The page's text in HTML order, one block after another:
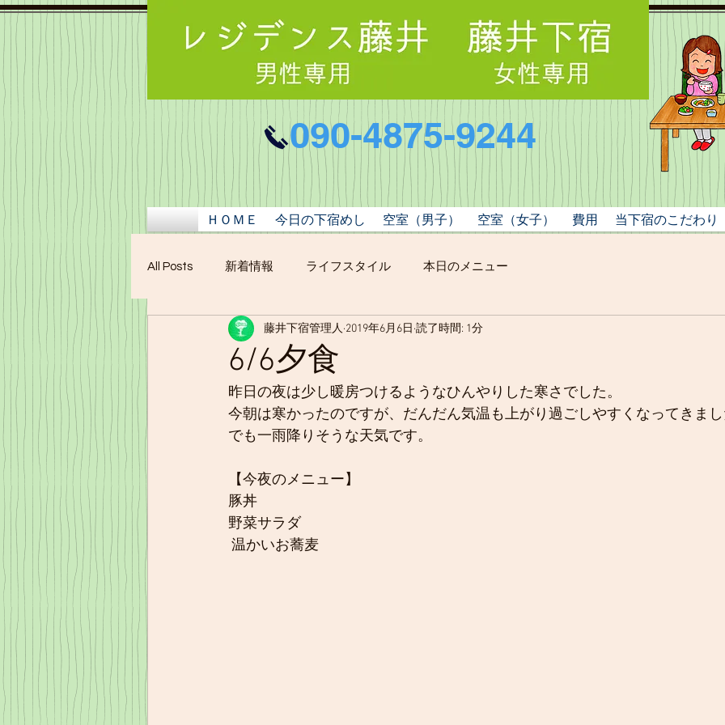
090-4875-9244
ＨＯＭＥ 今日の下宿めし 空室（男子） 空室（女子） 費用 当下宿のこだわり
All Posts 新着情報 ライフスタイル 本日のメニュー
6/6夕食
藤井下宿管理人 2019年6月6日 読了時間: 1分
昨日の夜は少し暖房つけるようなひんやりした寒さでした。
今朝は寒かったのですが、だんだん気温も上がり過ごしやすくなってきま
でも一雨降りそうな天気です。
【今夜のメニュー】
豚丼
野菜サラダ
温かいお蕎麦